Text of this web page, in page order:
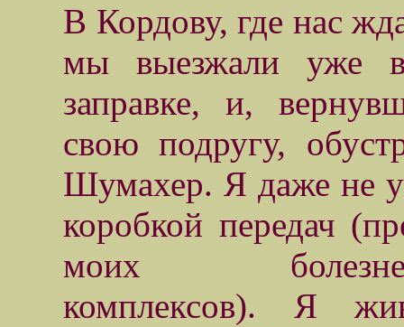
В Кордову, где нас
мы выезжали уже
заправке, и,
свою подругу,
Шумахер. Я даже не
коробкой передач
моих
комплексов). Я